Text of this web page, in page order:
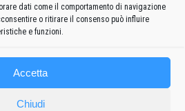
dati come il comportamento di navigazione
o ritirare il consenso può influire
e funzioni.
Accetta
Chiudi